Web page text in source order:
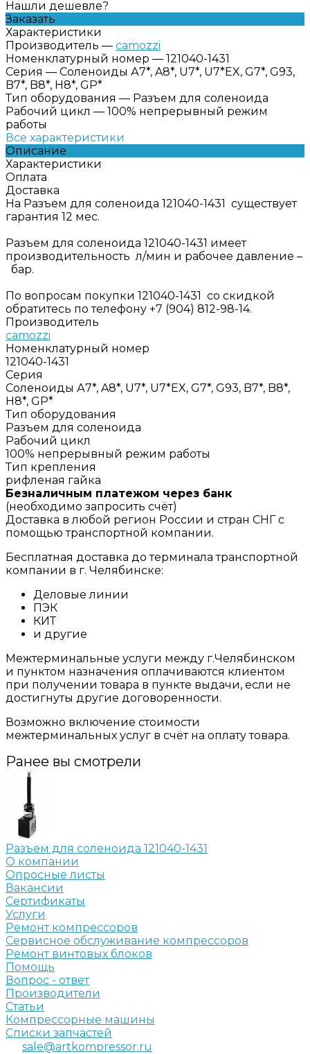
Нашли дешевле?
Заказать
Характеристики
Производитель — camozzi
Номенклатурный номер — 121040-1431
Серия — Соленоиды А7*, A8*, U7*, U7*EX, G7*, G93,
B7*, B8*, H8*, GP*
Тип оборудования — Разъем для соленоида
Рабочий цикл — 100% непрерывный режим
работы
Все характеристики
Описание
Характеристики
Оплата
Доставка
На Разъем для соленоида 121040-1431 существует
гарантия 12 мес.
Разъем для соленоида 121040-1431 имеет
производительность л/мин и рабочее давление –
бар.
По вопросам покупки 121040-1431 со скидкой
обратитесь по телефону +7 (904) 812-98-14.
Производитель
camozzi
Номенклатурный номер
121040-1431
Серия
Соленоиды А7*, A8*, U7*, U7*EX, G7*, G93, B7*, B8*,
H8*, GP*
Тип оборудования
Разъем для соленоида
Рабочий цикл
100% непрерывный режим работы
Тип крепления
рифленая гайка
Безналичным платежом через банк
(необходимо запросить счёт)
Доставка в любой регион России и стран СНГ с
помощью транспортной компании.
Бесплатная доставка до терминала транспортной
компании в г. Челябинске:
Деловые линии
ПЭК
КИТ
и другие
Межтерминальные услуги между г.Челябинском
и пунктом назначения оплачиваются клиентом
при получении товара в пункте выдачи, если не
достигнуты другие договоренности.
Возможно включение стоимости
межтерминальных услуг в счёт на оплату товара.
Ранее вы смотрели
Разъем для соленоида 121040-1431
О компании
Опросные листы
Вакансии
Сертификаты
Услуги
Ремонт компрессоров
Сервисное обслуживание компрессоров
Ремонт винтовых блоков
Помощь
Вопрос - ответ
Производители
Статьи
Компрессорные машины
Списки запчастей
sale@artkompressor.ru